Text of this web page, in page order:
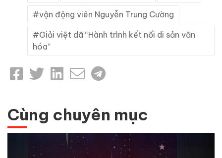
vận động viên Nguyễn Trung Cường
Giải việt dã “Hành trình kết nối di sản văn
hóa”
Cùng chuyên mục